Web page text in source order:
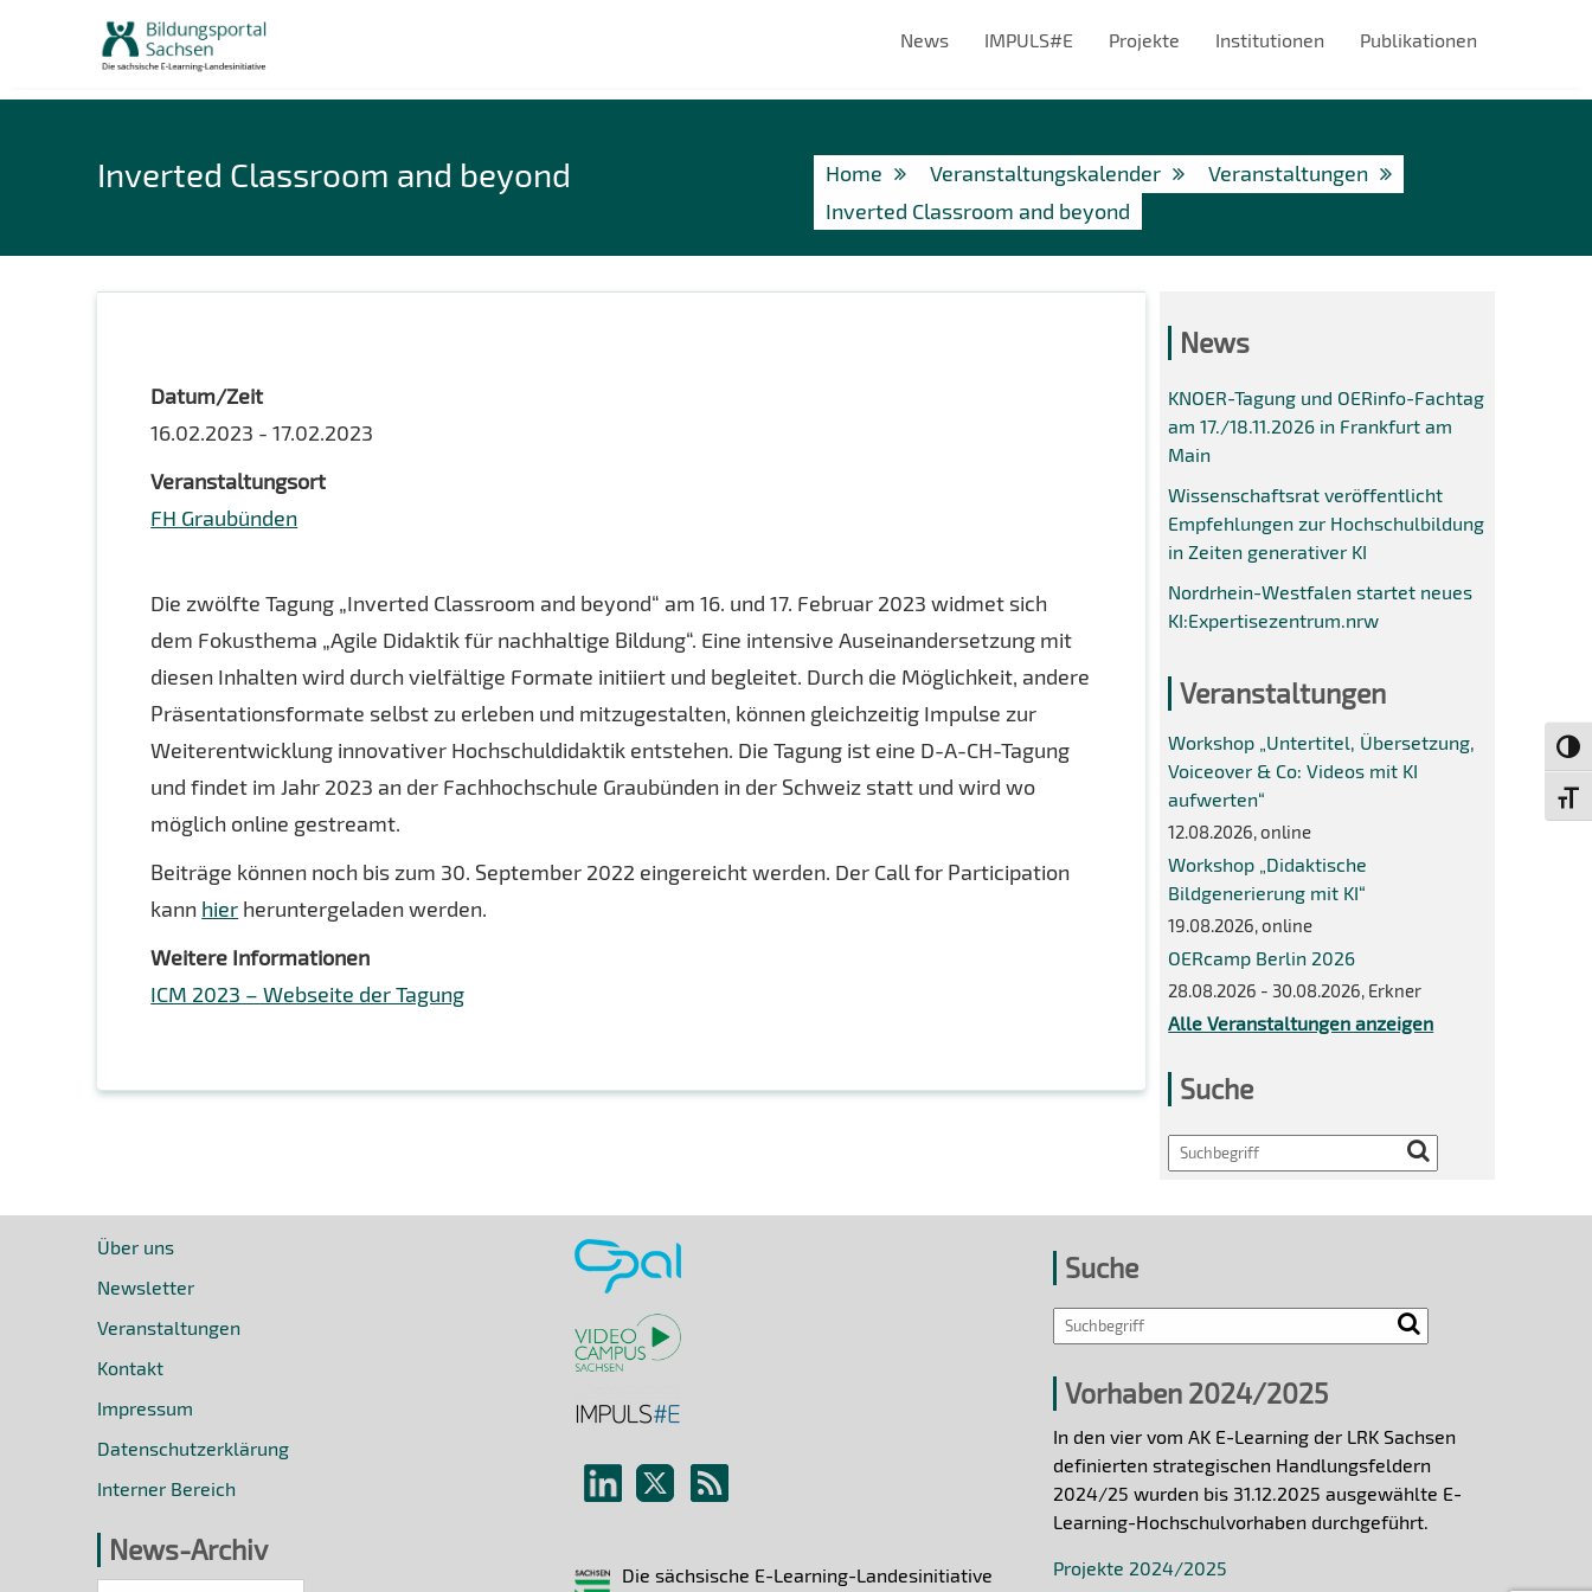
News IMPULS#E Projekte Institutionen Publikationen
Inverted Classroom and beyond Home Veranstaltungskalender
Veranstaltungen
Inverted Classroom and beyond
Datum/Zeit
16.02.2023 - 17.02.2023
Veranstaltungsort
FH Graubünden
Die zwölfte Tagung „Inverted Classroom and beyond“ am 16. und 17. Februar 2023 widmet sich
dem Fokusthema „Agile Didaktik für nachhaltige Bildung“. Eine intensive Auseinandersetzung mit
diesen Inhalten wird durch vielfältige Formate initiiert und begleitet. Durch die Möglichkeit, andere
Präsentationsformate selbst zu erleben und mitzugestalten, können gleichzeitig Impulse zur
Weiterentwicklung innovativer Hochschuldidaktik entstehen. Die Tagung ist eine D-A-CH-Tagung
und findet im Jahr 2023 an der Fachhochschule Graubünden in der Schweiz statt und wird wo
möglich online gestreamt.
Beiträge können noch bis zum 30. September 2022 eingereicht werden. Der Call for Participation
kann hier heruntergeladen werden.
Weitere Informationen
ICM 2023 – Webseite der Tagung
News
KNOER-Tagung und OERinfo-Fachtag
am 17./18.11.2026 in Frankfurt am
Main
Wissenschaftsrat veröffentlicht
Empfehlungen zur Hochschulbildung
in Zeiten generativer KI
Nordrhein-Westfalen startet neues
KI:Expertisezentrum.nrw
Veranstaltungen
Workshop „Untertitel, Übersetzung,
Voiceover & Co: Videos mit KI
aufwerten“
12.08.2026, online
Workshop „Didaktische
Bildgenerierung mit KI“
19.08.2026, online
OERcamp Berlin 2026
28.08.2026 - 30.08.2026, Erkner
Alle Veranstaltungen anzeigen
Suche
Search
Über uns
Newsletter
Veranstaltungen
Kontakt
Impressum
Datenschutzerklärung
Interner Bereich
News-Archiv
Die sächsische E-Learning-Landesinitiative
Suche
Vorhaben 2024/2025
In den vier vom AK E-Learning der LRK Sachsen
definierten strategischen Handlungsfeldern
2024/25 wurden bis 31.12.2025 ausgewählte E-
Learning-Hochschulvorhaben durchgeführt.
Projekte 2024/2025